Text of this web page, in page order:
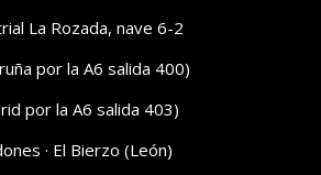
La Rozada, nave 6-2
por la A6 salida 400)
por la A6 salida 403)
· El Bierzo (León)